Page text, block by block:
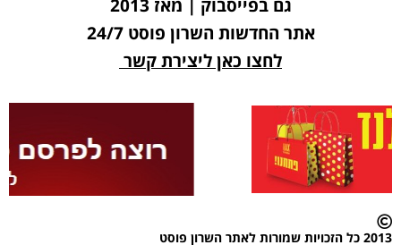
גם בפייסבוק | מאז 2013
אתר החדשות השרון פוסט 24/7
לחצו כאן ליצירת קשר
2013 כל הזכויות שמורות לאתר השרון פוסט